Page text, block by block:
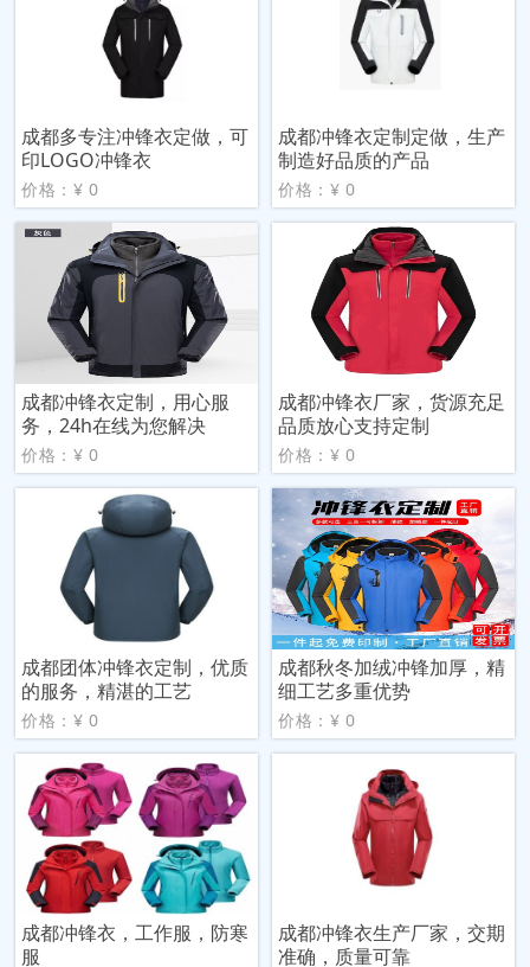
成都多专注冲锋衣定做，可
印LOGO冲锋衣
价格：¥ 0
成都冲锋衣定制定做，生产
制造好品质的产品
价格：¥ 0
成都冲锋衣定制，用心服
务，24h在线为您解决
价格：¥ 0
成都冲锋衣厂家，货源充足
品质放心支持定制
价格：¥ 0
成都团体冲锋衣定制，优质
的服务，精湛的工艺
价格：¥ 0
成都秋冬加绒冲锋加厚，精
细工艺多重优势
价格：¥ 0
成都冲锋衣，工作服，防寒
服
成都冲锋衣生产厂家，交期
准确，质量可靠